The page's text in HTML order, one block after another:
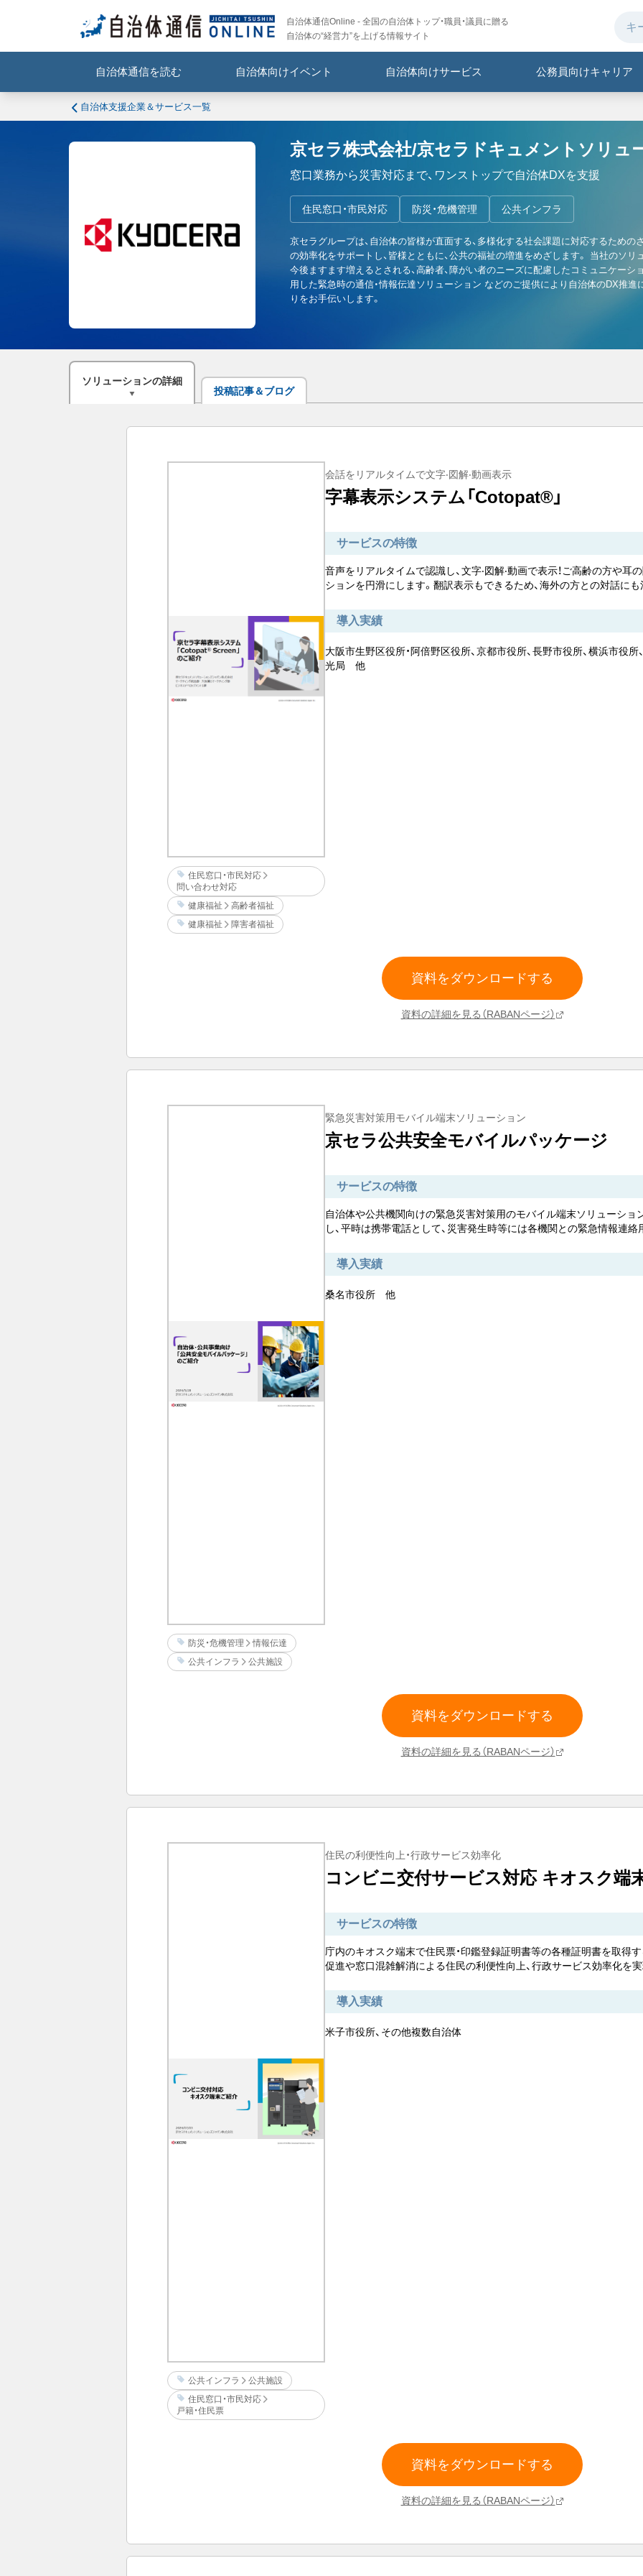
自治体通信Online - 全国の自治体トップ・職員・議員に贈る
自治体の“経営力”を上げる情報サイト
自治体通信を読む 自治体向けイベント 自治体向けサービス 公務員向けキャリア
自治体支援企業＆サービス一覧
京セラ株式会社/京セラドキュメントソリュ
窓口業務から災害対応まで、ワンストップで自治体DXを支援
住民窓口・市民対応 防災・危機管理 公共インフラ
京セラグループは、自治体の皆様が直面する、多様化する社会課題に対応するため
の効率化をサポートし、皆様とともに、公共の福祉の増進をめざします。 当社のソ
今後ますます増えるとされる、高齢者、障がい者のニーズに配慮したコミュニケー
用した緊急時の通信・情報伝達ソリューション などのご提供により自治体のDX推進
りをお手伝いします。
ソリューションの詳細
投稿記事＆ブログ
住民窓口・市民対応
問い合わせ対応
健康福祉
高齢者福祉
健康福祉
障害者福祉
会話をリアルタイムで文字‧図解‧動画表示
字幕表示システム「Cotopat®」
サービスの特徴
音声をリアルタイムで認識し、文字‧図解‧動画で表示！ご高齢の方や耳
ションを円滑にします。翻訳表示もできるため、海外の方との対話にも
導入実績
大阪市生野区役所・阿倍野区役所、京都市役所、長野市役所、横浜市役
光局 他
資料をダウンロードする
資料の詳細を見る（RABANページ）
防災・危機管理
情報伝達
公共インフラ
公共施設
緊急災害対策用モバイル端末ソリューション
京セラ公共安全モバイルパッケージ
サービスの特徴
自治体や公共機関向けの緊急災害対策用のモバイル端末ソリューショ
し、平時は携帯電話として、災害発生時等には各機関との緊急情報連
導入実績
桑名市役所 他
資料をダウンロードする
資料の詳細を見る（RABANページ）
公共インフラ
公共施設
住民窓口・市民対応
戸籍・住民票
住民の利便性向上・行政サービス効率化
コンビニ交付サービス対応 キオスク端
サービスの特徴
庁内のキオスク端末で住民票・印鑑登録証明書等の各種証明書を取得
促進や窓口混雑解消による住民の利便性向上、行政サービス効率化を
導入実績
米子市役所、その他複数自治体
資料をダウンロードする
資料の詳細を見る（RABANページ）